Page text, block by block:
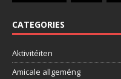
CATEGORIES
Aktivitéiten
Amicale allgeméng